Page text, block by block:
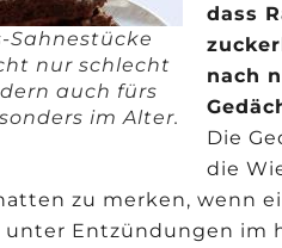
Sahnestücke
nur schlecht
auch fürs
im Alter.
dass
nach
Die
die
zu merken, wenn
Entzündungen im